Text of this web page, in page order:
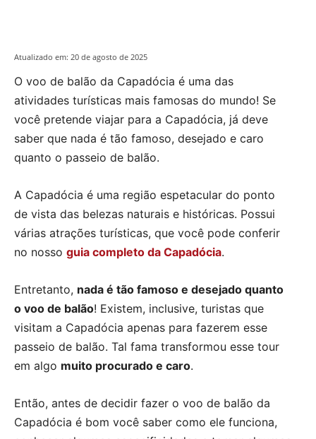
Atualizado em: 20 de agosto de 2025
O voo de balão da Capadócia é uma das
atividades turísticas mais famosas do mundo! Se
você pretende viajar para a Capadócia, já deve
saber que nada é tão famoso, desejado e caro
quanto o passeio de balão.
A Capadócia é uma região espetacular do ponto
de vista das belezas naturais e históricas. Possui
várias atrações turísticas, que você pode conferir
no nosso guia completo da Capadócia.
Entretanto, nada é tão famoso e desejado quanto
o voo de balão! Existem, inclusive, turistas que
visitam a Capadócia apenas para fazerem esse
passeio de balão. Tal fama transformou esse tour
em algo muito procurado e caro.
Então, antes de decidir fazer o voo de balão da
Capadócia é bom você saber como ele funciona,